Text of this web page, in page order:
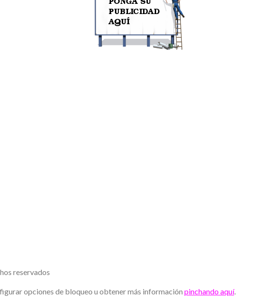
reservados
opciones de bloqueo u obtener más información pinchando aquí.